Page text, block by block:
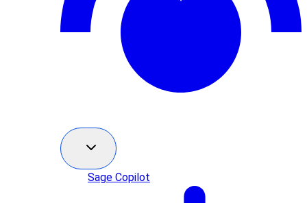
Sage Copilot